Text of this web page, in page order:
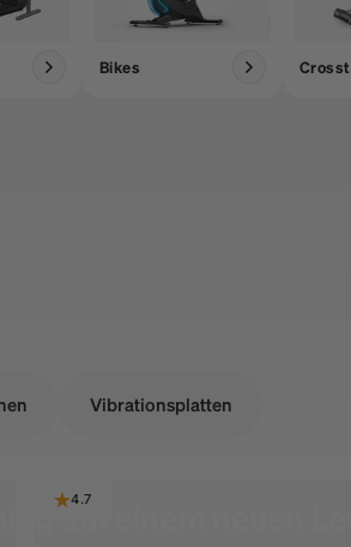
auf einem neuen
Bikes
Vibrationsplatten
4.7